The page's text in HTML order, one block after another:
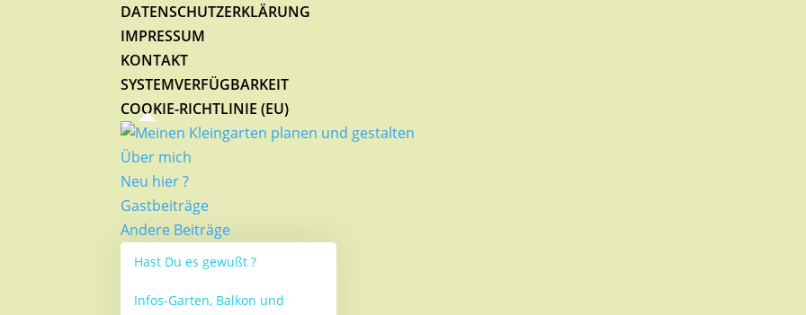
DATENSCHUTZERKLÄRUNG
IMPRESSUM
KONTAKT
SYSTEMVERFÜGBARKEIT
COOKIE-RICHTLINIE (EU)
Über mich
Neu hier ?
Gastbeiträge
Andere Beiträge
Hast Du es gewußt ?
Infos-Garten, Balkon und